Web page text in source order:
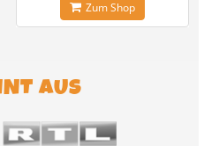
Zum Shop
AUS